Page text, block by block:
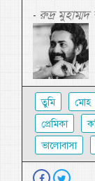
- রুদ্র মুহাম্মদ
তুমি মোহ
প্রেমিকা
ভালোবাসা